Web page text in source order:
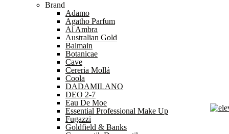
Brand
Adamo
Agatho Parfum
Al Ambra
Australian Gold
Balmain
Botanicae
Cave
Cereria Mollá
Coola
DADAMILANO
DEO 2-7
Eau De Moe
Essential Professional Make Up
Fugazzi
Goldfield & Banks